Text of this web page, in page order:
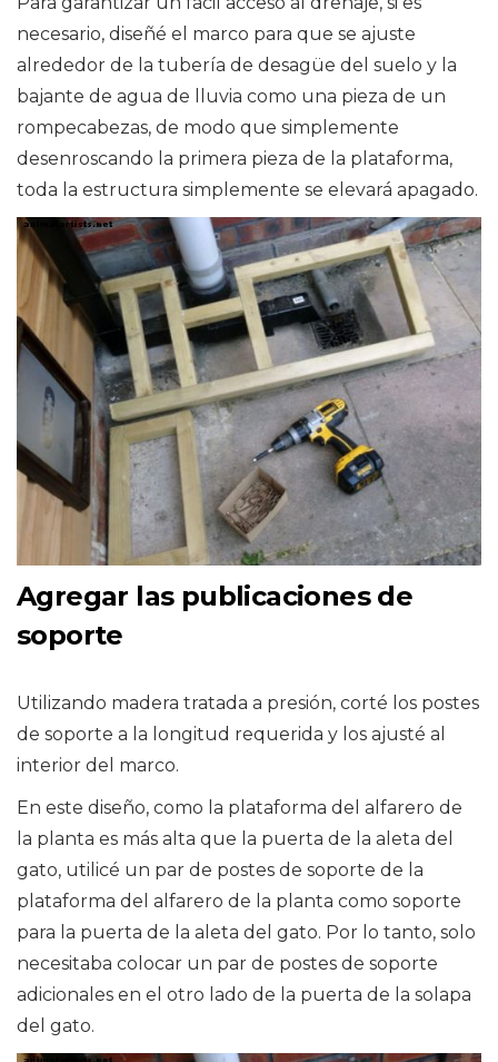
necesario, diseñé el marco para que se ajuste
alrededor de la tubería de desagüe del suelo y la
bajante de agua de lluvia como una pieza de un
rompecabezas, de modo que simplemente
desenroscando la primera pieza de la plataforma,
toda la estructura simplemente se elevará apagado.
Agregar las publicaciones de
soporte
Utilizando madera tratada a presión, corté los postes
de soporte a la longitud requerida y los ajusté al
interior del marco.
En este diseño, como la plataforma del alfarero de
la planta es más alta que la puerta de la aleta del
gato, utilicé un par de postes de soporte de la
plataforma del alfarero de la planta como soporte
para la puerta de la aleta del gato. Por lo tanto, solo
necesitaba colocar un par de postes de soporte
adicionales en el otro lado de la puerta de la solapa
del gato.